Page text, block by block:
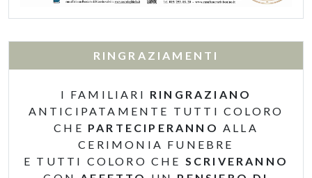
RINGRAZIAMENTI
I FAMILIARI RINGRAZIANO
ANTICIPATAMENTE TUTTI COLORO
CHE PARTECIPERANNO ALLA
CERIMONIA FUNEBRE
E TUTTI COLORO CHE SCRIVERANNO